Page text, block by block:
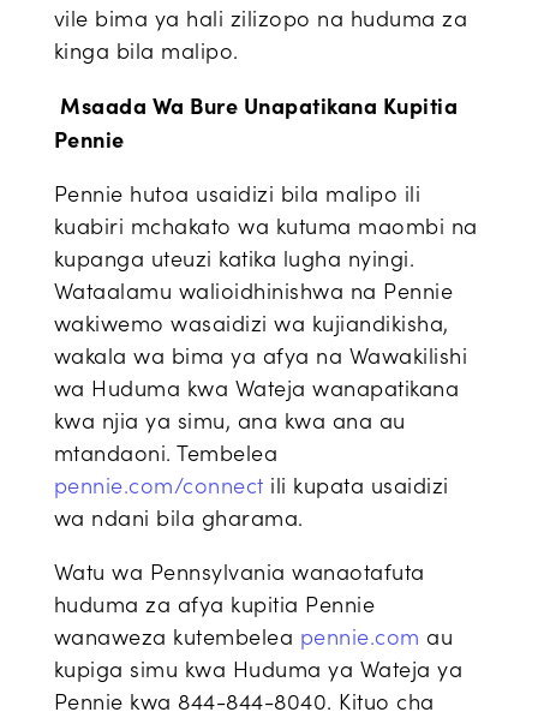
vile bima ya hali zilizopo na huduma za
kinga bila malipo.
Msaada Wa Bure Unapatikana Kupitia
Pennie
Pennie hutoa usaidizi bila malipo ili
kuabiri mchakato wa kutuma maombi na
kupanga uteuzi katika lugha nyingi.
Wataalamu walioidhinishwa na Pennie
wakiwemo wasaidizi wa kujiandikisha,
wakala wa bima ya afya na Wawakilishi
wa Huduma kwa Wateja wanapatikana
kwa njia ya simu, ana kwa ana au
mtandaoni. Tembelea
pennie.com/connect ili kupata usaidizi
wa ndani bila gharama.
Watu wa Pennsylvania wanaotafuta
huduma za afya kupitia Pennie
wanaweza kutembelea pennie.com au
kupiga simu kwa Huduma ya Wateja ya
Pennie kwa 844-844-8040. Kituo cha